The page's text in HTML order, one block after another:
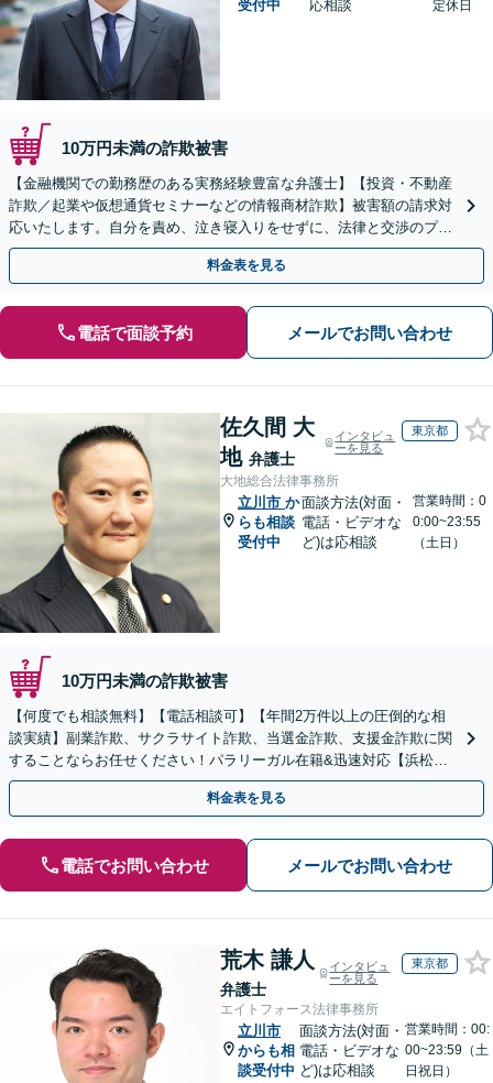
受付中
応相談
定休日
10万円未満の詐欺被害
【金融機関での勤務歴のある実務経験豊富な弁護士】【投資・不動産
詐欺／起業や仮想通貨セミナーなどの情報商材詐欺】被害額の請求対
応いたします。自分を責め、泣き寝入りをせずに、法律と交渉のプロ
にまずはご相談ください。【表参道駅から徒歩3分】
料金表を見る
電話で面談予約 メールでお問い合わせ
佐久間 大
地 弁護士
インタビュ
ーを見る
東京都
大地総合法律事務所
立川市 か
らも相談
受付中
面談方法(対面・
電話・ビデオな
ど)は応相談
営業時間：0
0:00~23:55
（土日）
10万円未満の詐欺被害
【何度でも相談無料】【電話相談可】【年間2万件以上の圧倒的な相
談実績】副業詐欺、サクラサイト詐欺、当選金詐欺、支援金詐欺に関
することならお任せください！パラリーガル在籍&迅速対応【浜松町
駅1分】※結婚詐欺・ロマンス詐欺に関するご相談はお断り
料金表を見る
電話でお問い合わせ メールでお問い合わせ
荒木 謙人
弁護士
インタビュ
ーを見る
東京都
エイトフォース法律事務所
立川市
からも相
談受付中
面談方法(対面・
電話・ビデオな
ど)は応相談
営業時間：00:
00~23:59（土
日祝日）